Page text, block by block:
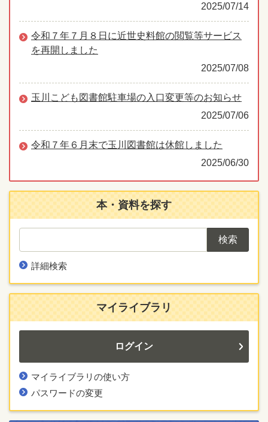
2025/07/14
令和７年７月８日に近世史料館の閲覧等サービス
を再開しました
2025/07/08
玉川こども図書館駐車場の入口変更等のお知らせ
2025/07/06
令和７年６月末で玉川図書館は休館しました
2025/06/30
本・資料を探す
詳細検索
マイライブラリ
ログイン
マイライブラリの使い方
パスワードの変更